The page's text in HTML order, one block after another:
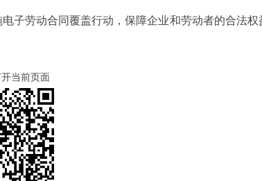
子劳动合同覆盖行动，保障企业和劳动者的合法
当前页面